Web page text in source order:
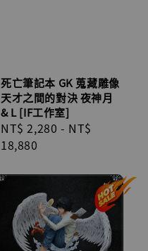
死亡筆記本 GK 蒐藏雕像
天才之間的對決 夜神月
& L [IF工作室]
Regular
price
NT$ 2,280 - NT$
18,880